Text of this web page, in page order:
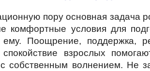
пору основная задача
комфортные условия для
Поощрение, поддержка,
взрослых
собственным волнением. Не